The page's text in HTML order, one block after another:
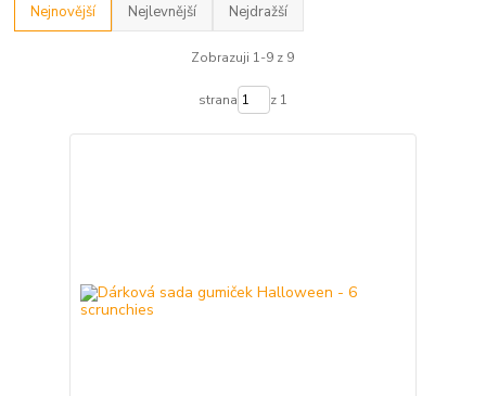
Nejnovější Nejlevnější Nejdražší
Zobrazuji 1-9 z 9
strana z 1